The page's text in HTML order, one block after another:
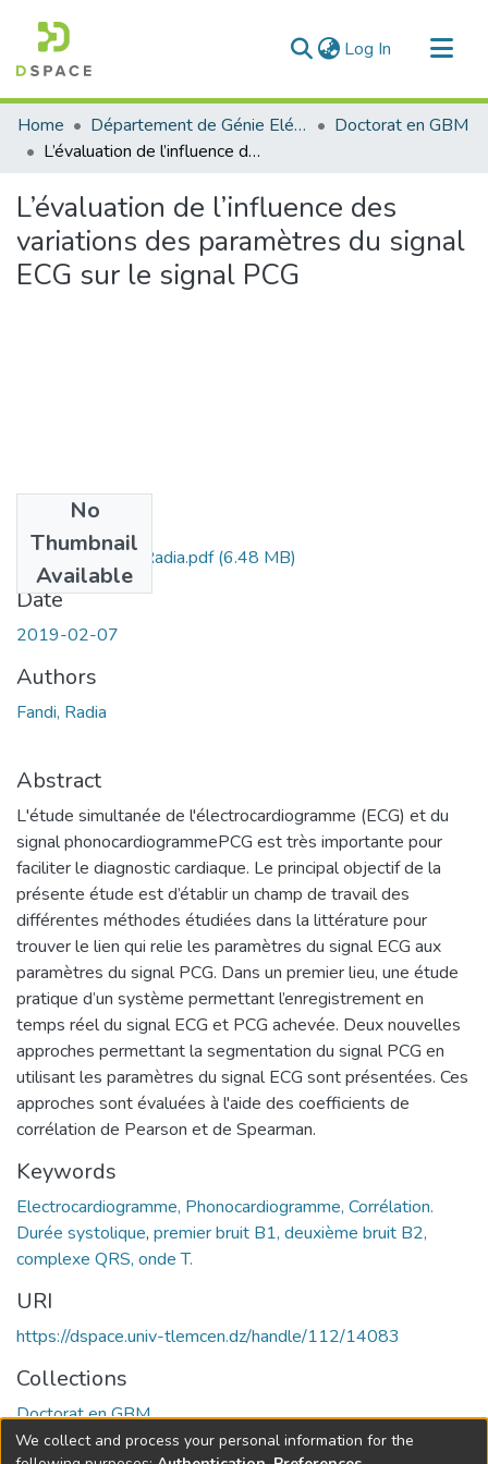
Log In (current)
Communities & Collections
All of DSpace
Home Département de Génie Eléctrique et Electronique
Doctorat en GBM
L’évaluation de l’influence des variations des paramètres du signal ECG sur le signal PCG
L’évaluation de l’influence des
variations des paramètres du signal
ECG sur le signal PCG
No
Thumbnail
Available
Doct.EBM.Fandi Radia.pdf(6.48 MB)
Date
2019-02-07
Authors
Fandi, Radia
Abstract
L'étude simultanée de l'électrocardiogramme (ECG) et du
signal phonocardiogrammePCG est très importante pour
faciliter le diagnostic cardiaque. Le principal objectif de la
présente étude est d’établir un champ de travail des
différentes méthodes étudiées dans la littérature pour
trouver le lien qui relie les paramètres du signal ECG aux
paramètres du signal PCG. Dans un premier lieu, une étude
pratique d’un système permettant l’enregistrement en
temps réel du signal ECG et PCG achevée. Deux nouvelles
approches permettant la segmentation du signal PCG en
utilisant les paramètres du signal ECG sont présentées. Ces
approches sont évaluées à l'aide des coefficients de
corrélation de Pearson et de Spearman.
Keywords
Electrocardiogramme, Phonocardiogramme, Corrélation.
Durée systolique, premier bruit B1, deuxième bruit B2,
complexe QRS, onde T.
URI
https://dspace.univ-tlemcen.dz/handle/112/14083
Collections
Doctorat en GBM
We collect and process your personal information for the